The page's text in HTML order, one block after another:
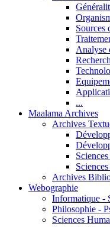
Sources
Analyse
...
Maalama Archives
Archives
Archives
Webographie
Informatique -
Philosophie -
Sciences